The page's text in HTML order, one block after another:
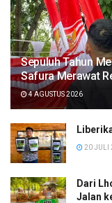
Sepuluh Tahun
Safura Merawat
4 AGUSTUS 2026
20 JULI
Dari
Jalan